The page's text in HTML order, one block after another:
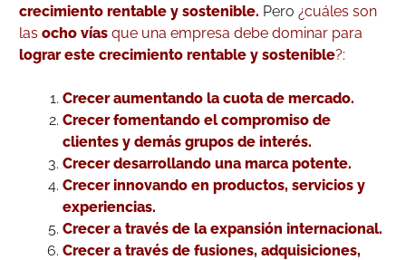
crecimiento rentable y sostenible. Pero ¿cuáles son
las ocho vías que una empresa debe dominar para
lograr este crecimiento rentable y sostenible?:
Crecer aumentando la cuota de mercado.
Crecer fomentando el compromiso de
clientes y demás grupos de interés.
Crecer desarrollando una marca potente.
Crecer innovando en productos, servicios y
experiencias.
Crecer a través de la expansión internacional.
Crecer a través de fusiones, adquisiciones,